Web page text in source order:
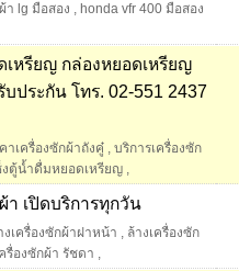
า lg มือสอง , honda vfr 400 มือสอง
เหรียญ กล่องหยอดเหรียญ
ประกัน โทร. 02-551 2437
าเครื่องซักผ้าถังคู๋ , บริการเครื่องซัก
งตู้น้ำดื่มหยอดเหรียญ ,
า เปิดบริการทุกวัน
งเครื่องซักผ้าฝาหน้า , ล้างเครื่องซัก
รื่องซักผ้า รัชดา ,